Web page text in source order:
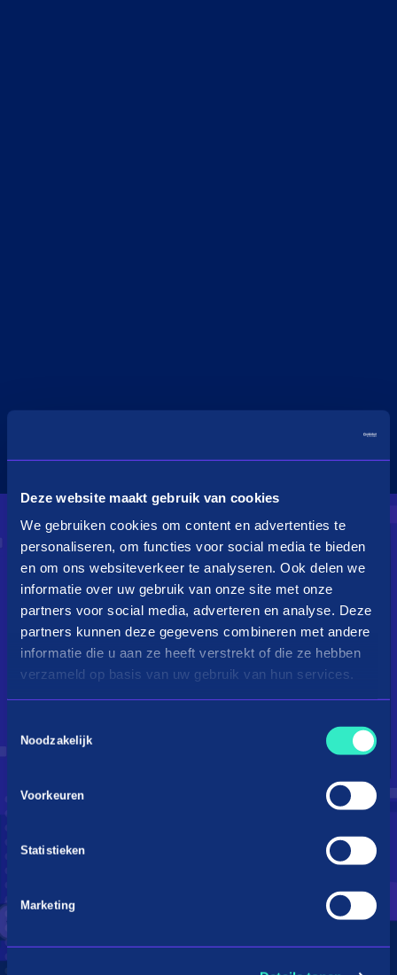
Deze website maakt gebruik van cookies
We gebruiken cookies om content en advertenties te
personaliseren, om functies voor social media te bieden
en om ons websiteverkeer te analyseren. Ook delen we
informatie over uw gebruik van onze site met onze
partners voor social media, adverteren en analyse. Deze
partners kunnen deze gegevens combineren met andere
informatie die u aan ze heeft verstrekt of die ze hebben
verzameld op basis van uw gebruik van hun services.
Noodzakelijk
Voorkeuren
Statistieken
Marketing
Droom je van een kingsize